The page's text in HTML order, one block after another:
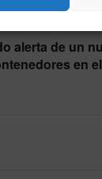
alerta de un
en